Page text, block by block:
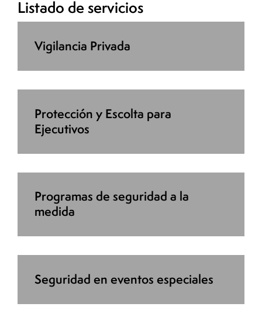
Listado de servicios
Vigilancia Privada
Protección y Escolta para
Ejecutivos
Programas de seguridad a la
medida
Seguridad en eventos especiales